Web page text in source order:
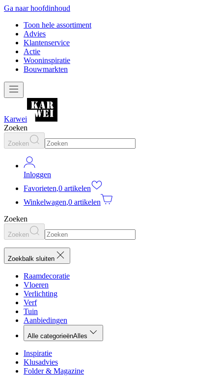
Ga naar hoofdinhoud
Toon hele assortiment
Advies
Klantenservice
Actie
Wooninspiratie
Bouwmarkten
Karwei
Zoeken
Zoeken
Inloggen
Favorieten,0 artikelen
Winkelwagen,0 artikelen
Zoeken
Zoeken
Zoekbalk sluiten
Raamdecoratie
Vloeren
Verlichting
Verf
Tuin
Aanbiedingen
Alle categorieënAlles
Inspiratie
Klusadvies
Folder & Magazine